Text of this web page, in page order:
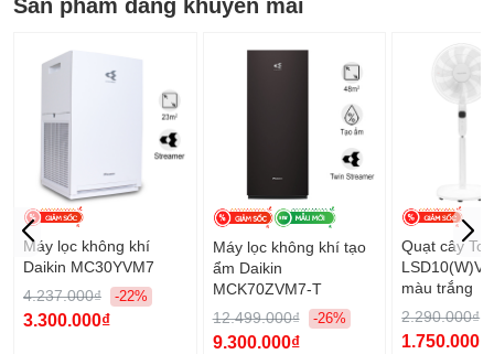
Sản phẩm đang khuyến mãi
Máy lọc không khí
Daikin MC30YVM7
4.237.000₫
-22%
3.300.000₫
Máy lọc không khí tạo
ẩm Daikin
MCK70ZVM7-T
12.499.000₫
-26%
9.300.000₫
Quạt cây
màu trắng
2.290.000₫
1.750.000₫